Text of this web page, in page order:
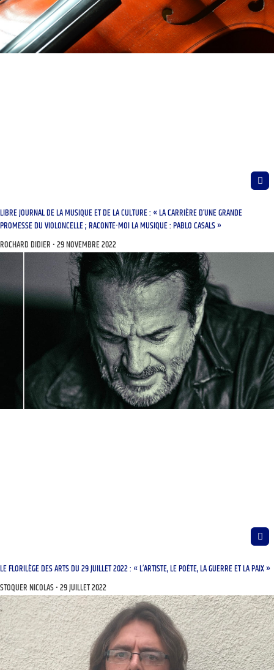
LIBRE JOURNAL DE LA MUSIQUE ET DE LA CULTURE : « LA CARRIÈRE D’UNE GRANDE
PROMESSE DU VIOLONCELLE ; RACONTE-MOI LA MUSIQUE : PABLO CASALS »
ROCHARD DIDIER 29 NOVEMBRE 2022
LE FLORILÈGE DES ARTS DU 29 JUILLET 2022 : « L’ARTISTE, LE POÈTE, LA GUERRE ET LA PAIX »
STOQUER NICOLAS 29 JUILLET 2022